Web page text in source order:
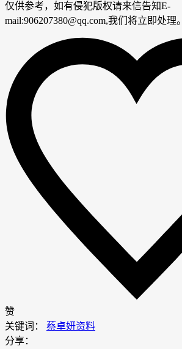
仅供参考，如有侵犯版权请来信告知E-
mail:906207380@qq.com,我们将立即处理。
赞
关键词： 蔡卓妍资料
分享：